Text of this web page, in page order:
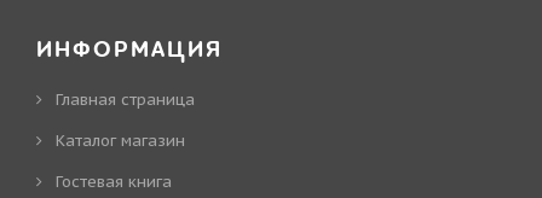
ИНФОРМАЦИЯ
Главная страница
Каталог магазин
Гостевая книга